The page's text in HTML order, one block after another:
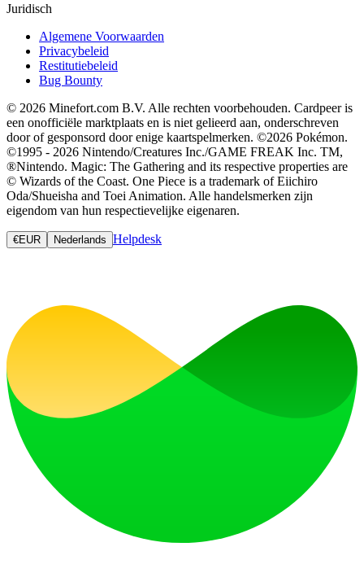
Juridisch
Algemene Voorwaarden
Privacybeleid
Restitutiebeleid
Bug Bounty
© 2026 Minefort.com B.V. Alle rechten voorbehouden. Cardpeer is
een onofficiële marktplaats en is niet gelieerd aan, onderschreven
door of gesponsord door enige kaartspelmerken. ©2026 Pokémon.
©1995 - 2026 Nintendo/Creatures Inc./GAME FREAK Inc. TM,
®Nintendo. Magic: The Gathering and its respective properties are
© Wizards of the Coast. One Piece is a trademark of Eiichiro
Oda/Shueisha and Toei Animation. Alle handelsmerken zijn
eigendom van hun respectievelijke eigenaren.
€EUR Nederlands Helpdesk